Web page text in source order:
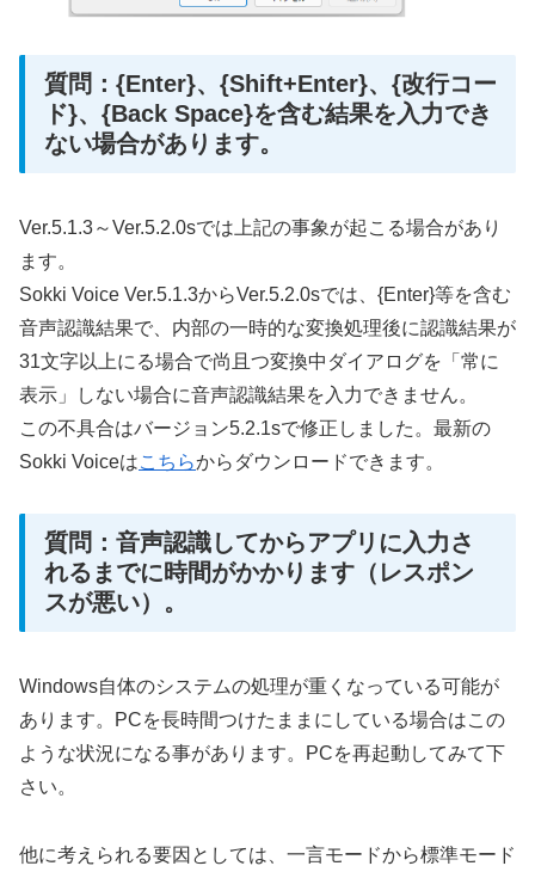
質問：{Enter}、{Shift+Enter}、{改行コー
ド}、{Back Space}を含む結果を入力でき
ない場合があります。
Ver.5.1.3～Ver.5.2.0sでは上記の事象が起こる場合があり
ます。
Sokki Voice Ver.5.1.3からVer.5.2.0sでは、{Enter}等を含む
音声認識結果で、内部の一時的な変換処理後に認識結果が
31文字以上にる場合で尚且つ変換中ダイアログを「常に
表示」しない場合に音声認識結果を入力できません。
この不具合はバージョン5.2.1sで修正しました。最新の
Sokki Voiceはこちらからダウンロードできます。
質問：音声認識してからアプリに入力さ
れるまでに時間がかかります（レスポン
スが悪い）。
Windows自体のシステムの処理が重くなっている可能が
あります。PCを長時間つけたままにしている場合はこの
ような状況になる事があります。PCを再起動してみて下
さい。
他に考えられる要因としては、一言モードから標準モード